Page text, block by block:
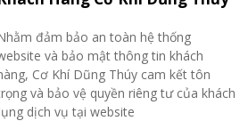
đảm bảo an toàn hệ thống
và bảo mật thông tin khách
Cơ Khí Dũng Thúy cam kết tôn
và bảo vệ quyền riêng tư của khách
dịch vụ tại website